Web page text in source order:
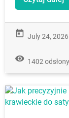
today July 24, 2026
remove_red_eye 1402 odsłony